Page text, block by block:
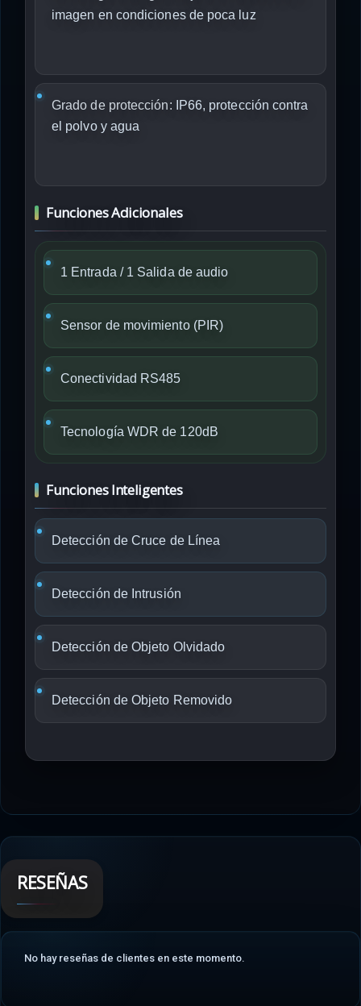
imagen en condiciones de poca luz
Grado de protección: IP66, protección contra
el polvo y agua
Funciones Adicionales
1 Entrada / 1 Salida de audio
Sensor de movimiento (PIR)
Conectividad RS485
Tecnología WDR de 120dB
Funciones Inteligentes
Detección de Cruce de Línea
Detección de Intrusión
Detección de Objeto Olvidado
Detección de Objeto Removido
RESEÑAS
No hay reseñas de clientes en este momento.